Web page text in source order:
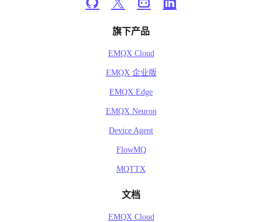
旗下产品
EMQX Cloud
EMQX 企业版
EMQX Edge
EMQX Neuron
Device Agent
FlowMQ
MQTTX
文档
EMQX Cloud